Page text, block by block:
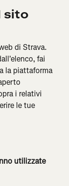
sito
di Strava.
fai
la piattaforma
i relativi
le tue
utilizzate